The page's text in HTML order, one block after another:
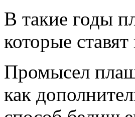
В такие годы
которые
Промысел
как